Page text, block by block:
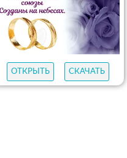
ОТКРЫТЬ СКАЧАТЬ